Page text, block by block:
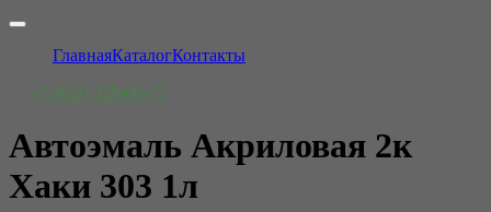
ГлавнаяКаталогКонтакты
+7 (812) 329-00-77
Автоэмаль Акриловая 2к
Хаки 303 1л